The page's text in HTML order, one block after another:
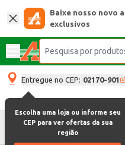
Baixe nosso novo
exclusivos
Entregue no CEP: 02170-901
Escolha uma loja ou informe seu
CEP para ver ofertas da sua
região
Atendimento